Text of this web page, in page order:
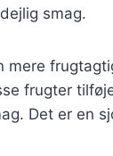
smag.
mere
frugter
Det er en